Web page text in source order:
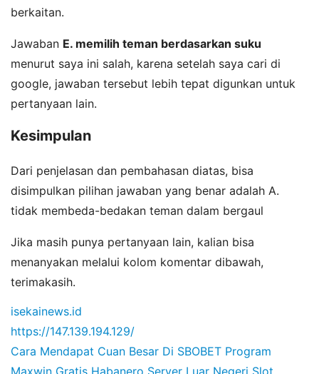
berkaitan.
Jawaban E. memilih teman berdasarkan suku
menurut saya ini salah, karena setelah saya cari di
google, jawaban tersebut lebih tepat digunkan untuk
pertanyaan lain.
Kesimpulan
Dari penjelasan dan pembahasan diatas, bisa
disimpulkan pilihan jawaban yang benar adalah A.
tidak membeda-bedakan teman dalam bergaul
Jika masih punya pertanyaan lain, kalian bisa
menanyakan melalui kolom komentar dibawah,
terimakasih.
isekainews.id
https://147.139.194.129/
Cara Mendapat Cuan Besar Di SBOBET Program
Maxwin Gratis Habanero Server Luar Negeri Slot